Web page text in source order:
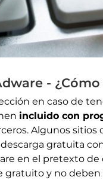
-
en caso de
incluido con
Algunos
gratuita
en el pretexto
y no